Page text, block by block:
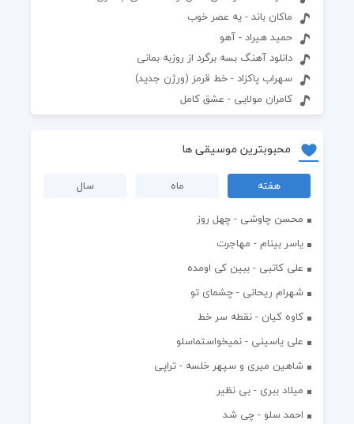
ماکان باند - یه عصر خوب
حمید هیراد - آهو
دانلود آهنگ بسه برگرد از روزبه بمانی
سهراب پاکزاد - خط قرمز (ورژن جدید)
کامران مولایی - عشق کامل
محبوبترین موسیقی ها
هفته ماه
سال
محسن چاوشی - چهل روز
یاسر بینام - مهاجرت
علی کاتبی - ببین کی اومده
شهرام ریحانی - چشمای تو
کاوه کیان - نقطه سر خط
علی یاسینی - نمیخواستماسلو
شاهین میری و سپهر خلسه - تراپی
میلاد ببری - بی نظیر
احمد سلو - چی شد